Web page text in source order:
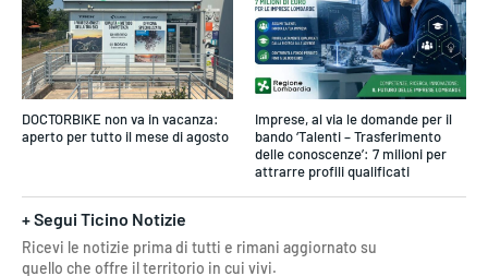
DOCTORBIKE non va in vacanza:
aperto per tutto il mese di agosto
Imprese, al via le domande per il
bando ‘Talenti – Trasferimento
delle conoscenze’: 7 milioni per
attrarre profili qualificati
+ Segui Ticino Notizie
Ricevi le notizie prima di tutti e rimani aggiornato su
quello che offre il territorio in cui vivi.